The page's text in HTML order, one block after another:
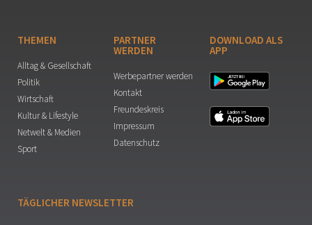
THEMEN
Alltag & Gesellschaft
Politik
Wirtschaft
Kultur & Lifestyle
Netwelt & Medien
Sport
PARTNER
WERDEN
Werbepartner werden
Kontakt
Freundeskreis
Impressum
Datenschutz
DOWNLOAD ALS
APP
TÄGLICHER NEWSLETTER